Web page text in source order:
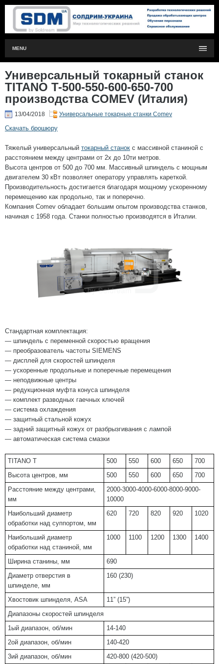
MENU
Универсальный токарный станок
TITANO T-500-550-600-650-700
производства COMEV (Италия)
13/04/2018 Универсальные токарные станки Comev
Скачать брошюру
Тяжелый универсальный токарный станок с массивной станиной с
расстоянием между центрами от 2х до 10ти метров.
Высота центров от 500 до 700 мм. Массивный шпиндель с мощным
двигателем 30 кВт позволяет оператору управлять кареткой.
Производительность достигается благодаря мощному ускоренному
перемещению как продольно, так и поперечно.
Компания Comev обладает большим опытом производства станков,
начиная с 1958 года. Станки полностью производятся в Италии.
Стандартная комплектация:
— шпиндель с переменной скоростью вращения
— преобразователь частоты SIEMENS
— дисплей для скоростей шпинделя
— ускоренные продольные и поперечные перемещения
— неподвижные центры
— редукционная муфта конуса шпинделя
— комплект разводных гаечных ключей
— система охлаждения
— защитный стальной кожух
— задний защитный кожух от разбрызгивания с лампой
— автоматическая система смазки
TITANO T 500 550 600 650
700
Высота центров, мм
500 550 600 650
700
Расстояние между центрами,
мм
2000-3000-4000-6000-8000-9000-
10000
Наибольший диаметр
обработки над суппортом, мм
620 720 820 920 1020
Наибольший диаметр
обработки над станиной, мм
1000 1100 1200 1300 1400
Ширина станины, мм
690
Диаметр отверстия в
шпинделе, мм
160 (230)
Хвостовик шпинделя, ASA
11” (15”)
Диапазоны скоростей шпинделя
1ый диапазон, об/мин
14-140
2ой диапазон, об/мин
140-420
3ий диапазон, об/мин
420-800 (420-500)